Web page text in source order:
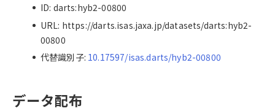
ID: darts:hyb2-00800
URL: https://darts.isas.jaxa.jp/datasets/darts:hyb2-
00800
代替識別子: 10.17597/isas.darts/hyb2-00800
データ配布